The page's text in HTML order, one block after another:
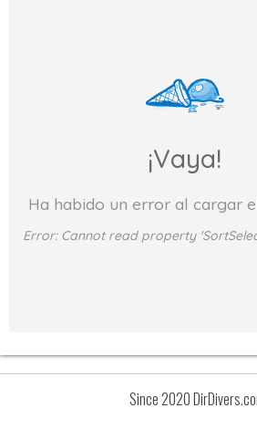
¡Vaya!
Ha habido un error al cargar
Error: Cannot read property
Since 2020